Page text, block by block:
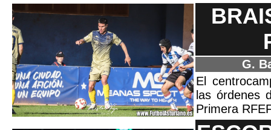
G.
El
las órdenes
Primera